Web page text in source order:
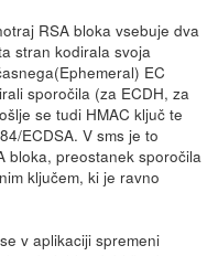
RSA bloka vsebuje dva
stran kodirala svoja
EC
sporočila (za ECDH, za
se tudi HMAC ključ te
ECDSA. V sms je to
bloka, preostanek sporočila
ključem, ki je ravno
v aplikaciji spremeni